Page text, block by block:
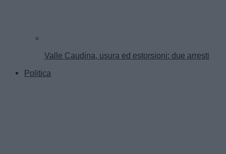
Valle Caudina, usura ed estorsioni: due arresti
Politica